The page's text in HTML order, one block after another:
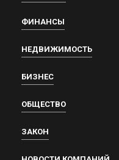
ФИНАНСЫ
НЕДВИЖИМОСТЬ
БИЗНЕС
ОБЩЕСТВО
ЗАКОН